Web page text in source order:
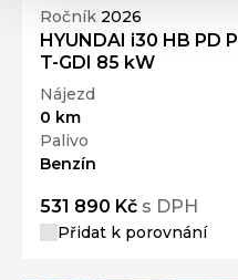
Ročník 2026
HYUNDAI i30 HB PD
T-GDI 85 kW
Nájezd
0 km
Palivo
Benzín
531 890 Kč s DPH
Přidat k porovnání